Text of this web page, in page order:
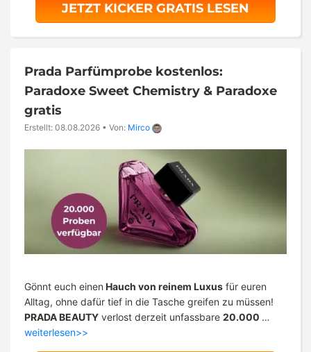
JETZT KICKER GRATIS LESEN
Prada Parfümprobe kostenlos:
Paradoxe Sweet Chemistry & Paradoxe
gratis
Erstellt: 08.08.2026 • Von: Mirco
Gönnt euch einen Hauch von reinem Luxus für euren
Alltag, ohne dafür tief in die Tasche greifen zu müssen!
PRADA BEAUTY verlost derzeit unfassbare 20.000 …
weiterlesen>>